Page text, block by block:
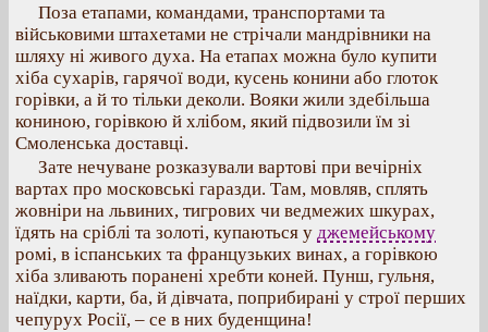
Поза етапами, командами, транспортами та
військовими штахетами не стрічали мандрівники на
шляху ні живого духа. На етапах можна було купити
хіба сухарів, гарячої води, кусень конини або глоток
горівки, а й то тільки деколи. Вояки жили здебільша
кониною, горівкою й хлібом, який підвозили їм зі
Смоленська доставці.
Зате нечуване розказували вартові при вечірніх
вартах про московські гаразди. Там, мовляв, сплять
жовніри на львиних, тигрових чи ведмежих шкурах,
їдять на сріблі та золоті, купаються у джемейському
ромі, в іспанських та французьких винах, а горівкою
хіба зливають поранені хребти коней. Пунш, гульня,
наїдки, карти, ба, й дівчата, поприбирані у строї перших
чепурух Росії, – се в них буденщина!